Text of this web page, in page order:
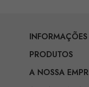
PRODUTOS
A NOSSA